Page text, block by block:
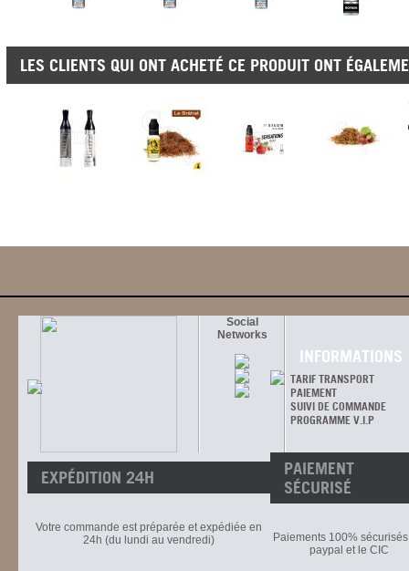
LES CLIENTS QUI ONT ACHETÉ CE PRODUIT ONT
Social
Networks
INFORMATIONS
TARIF TRANSPORT
PAIEMENT
SUIVI DE COMMANDE
PROGRAMME V.I.P
EXPÉDITION 24H
Votre commande est préparée et expédiée en
24h (du lundi au vendredi)
PAIEMENT
SÉCURISÉ
Paiements 100%
paypal et le CIC